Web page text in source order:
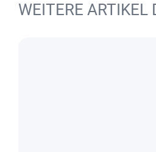
WEITERE ARTIKEL